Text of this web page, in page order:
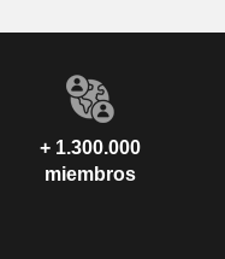
+ 1.300.000
miembros